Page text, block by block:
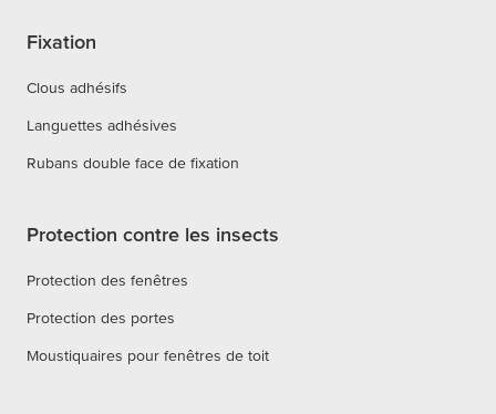
Fixation
Clous adhésifs
Languettes adhésives
Rubans double face de fixation
Protection contre les insects
Protection des fenêtres
Protection des portes
Moustiquaires pour fenêtres de toit